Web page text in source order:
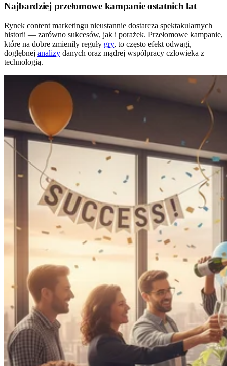
Najbardziej przełomowe kampanie ostatnich lat
Rynek content marketingu nieustannie dostarcza spektakularnych
historii — zarówno sukcesów, jak i porażek. Przełomowe kampanie,
które na dobre zmieniły reguły gry, to często efekt odwagi,
dogłębnej analizy danych oraz mądrej współpracy człowieka z
technologią.